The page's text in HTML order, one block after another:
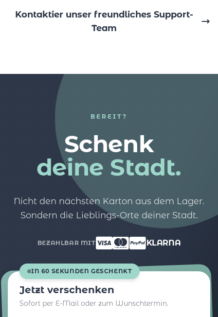
Kontaktier unser freundliches Support-
Team
BEREIT?
Schenk
deine Stadt.
Nicht den nächsten Karton aus dem Lager.
Sondern die Lieblings-Orte deiner Stadt.
BEZAHLBAR MIT KLARNA
IN 60 SEKUNDEN GESCHENKT
Jetzt verschenken
Sofort per E-Mail oder zum Wunschtermin.